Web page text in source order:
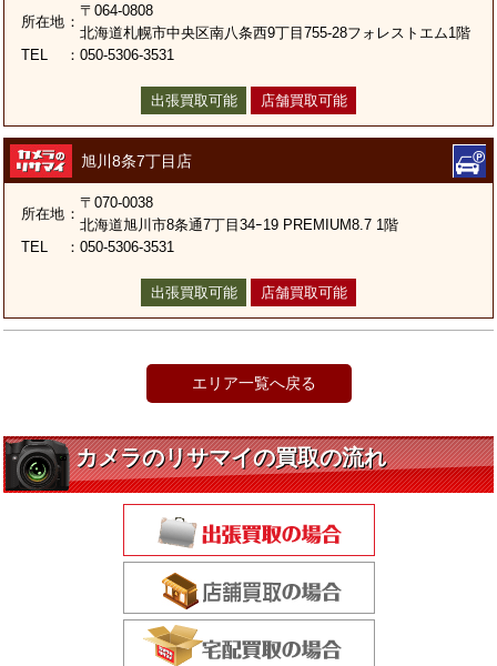
所在地 ：
〒064-0808
北海道札幌市中央区南八条西9丁目755-28フォレストエム1階
TEL
： 050-5306-3531
出張買取可能 店舗買取可能
旭川8条7丁目店
所在地 ：
〒070-0038
北海道旭川市8条通7丁目34ｰ19 PREMIUM8.7 1階
TEL
： 050-5306-3531
出張買取可能 店舗買取可能
エリア一覧へ戻る